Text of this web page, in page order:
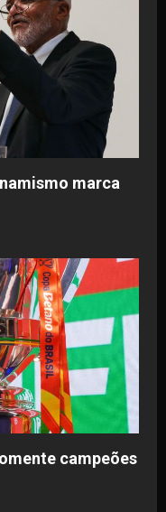
marca
campeões